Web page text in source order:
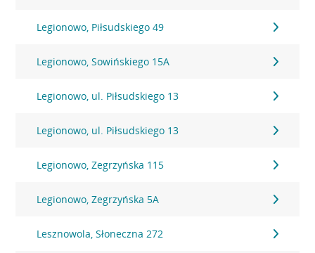
Legionowo, Piłsudskiego 49
Legionowo, Sowińskiego 15A
Legionowo, ul. Piłsudskiego 13
Legionowo, ul. Piłsudskiego 13
Legionowo, Zegrzyńska 115
Legionowo, Zegrzyńska 5A
Lesznowola, Słoneczna 272